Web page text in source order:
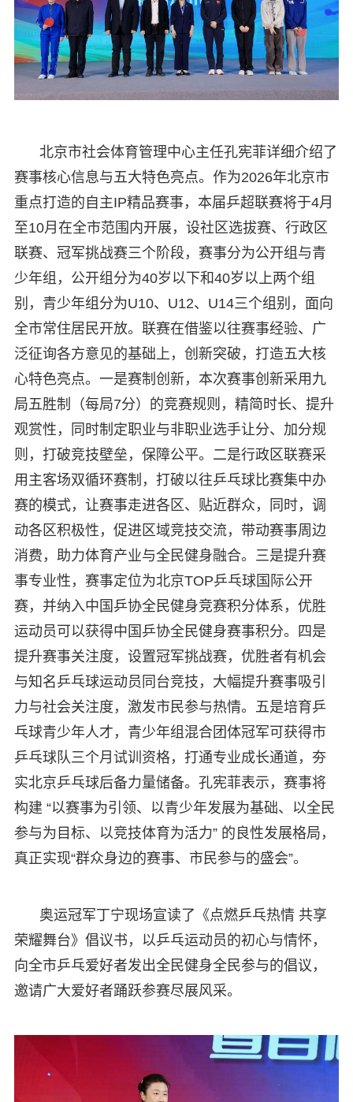
北京市社会体育管理中心主任孔宪菲详细介绍了
赛事核心信息与五大特色亮点。作为2026年北京市
重点打造的自主IP精品赛事，本届乒超联赛将于4月
至10月在全市范围内开展，设社区选拔赛、行政区
联赛、冠军挑战赛三个阶段，赛事分为公开组与青
少年组，公开组分为40岁以下和40岁以上两个组
别，青少年组分为U10、U12、U14三个组别，面向
全市常住居民开放。联赛在借鉴以往赛事经验、广
泛征询各方意见的基础上，创新突破，打造五大核
心特色亮点。一是赛制创新，本次赛事创新采用九
局五胜制（每局7分）的竞赛规则，精简时长、提升
观赏性，同时制定职业与非职业选手让分、加分规
则，打破竞技壁垒，保障公平。二是行政区联赛采
用主客场双循环赛制，打破以往乒乓球比赛集中办
赛的模式，让赛事走进各区、贴近群众，同时，调
动各区积极性，促进区域竞技交流，带动赛事周边
消费，助力体育产业与全民健身融合。三是提升赛
事专业性，赛事定位为北京TOP乒乓球国际公开
赛，并纳入中国乒协全民健身竞赛积分体系，优胜
运动员可以获得中国乒协全民健身赛事积分。四是
提升赛事关注度，设置冠军挑战赛，优胜者有机会
与知名乒乓球运动员同台竞技，大幅提升赛事吸引
力与社会关注度，激发市民参与热情。五是培育乒
乓球青少年人才，青少年组混合团体冠军可获得市
乒乓球队三个月试训资格，打通专业成长通道，夯
实北京乒乓球后备力量储备。孔宪菲表示，赛事将
构建 “以赛事为引领、以青少年发展为基础、以全民
参与为目标、以竞技体育为活力” 的良性发展格局，
真正实现“群众身边的赛事、市民参与的盛会”。
奥运冠军丁宁现场宣读了《点燃乒乓热情 共享
荣耀舞台》倡议书，以乒乓运动员的初心与情怀，
向全市乒乓爱好者发出全民健身全民参与的倡议，
邀请广大爱好者踊跃参赛尽展风采。